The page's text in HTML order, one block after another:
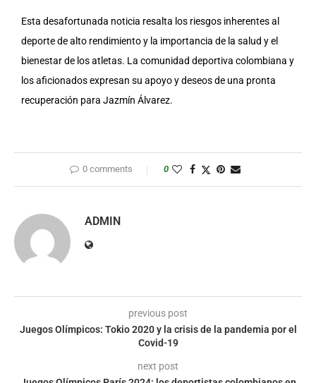
Esta desafortunada noticia resalta los riesgos inherentes al
deporte de alto rendimiento y la importancia de la salud y el
bienestar de los atletas. La comunidad deportiva colombiana y
los aficionados expresan su apoyo y deseos de una pronta
recuperación para Jazmín Álvarez.
0 comments 0
ADMIN
previous post
Juegos Olímpicos: Tokio 2020 y la crisis de la pandemia por el
Covid-19
next post